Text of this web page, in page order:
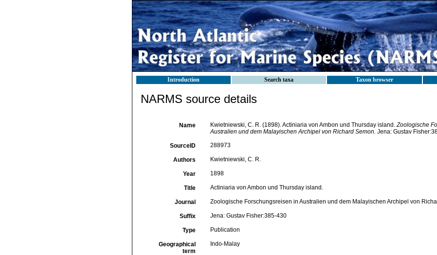
Introduction Search taxa Taxon browser
NARMS source details
Name Kwietniewski, C. R. (1898). Actiniaria von Ambon und Thursday island.Zoologische
Australien und dem Malayischen Archipel von Richard Semon. Jena: Gustav
SourceID 288973
Authors Kwietniewski, C. R.
Year 1898
Title Actiniaria von Ambon und Thursday island.
Journal Zoologische Forschungsreisen in Australien und dem Malayischen Archipel von
Suffix Jena: Gustav Fisher:385-430
Type Publication
Geographical
term
Indo-Malay